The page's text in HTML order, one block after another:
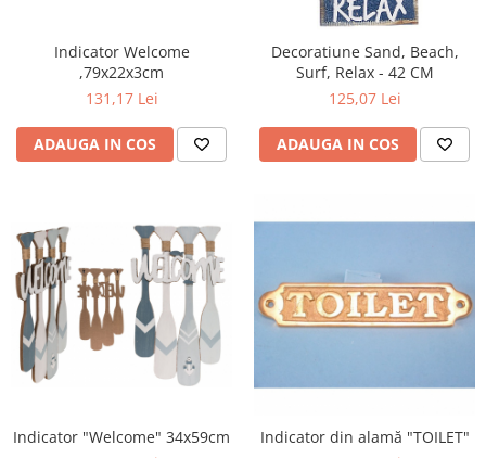
Indicator Welcome
,79x22x3cm
131,17 Lei
ADAUGA IN COS
Decoratiune Sand, Beach,
Surf, Relax - 42 CM
125,07 Lei
ADAUGA IN COS
Indicator "Welcome" 34x59cm
Indicator din alamă "TOILET"